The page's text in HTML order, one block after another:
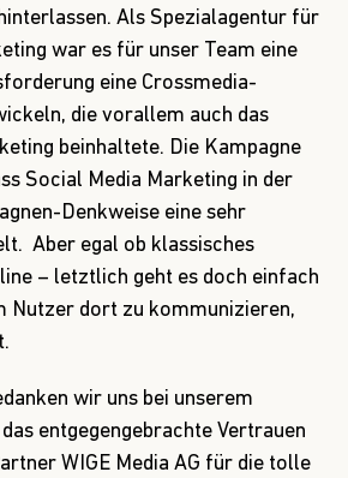
Als Spezialagentur für
war es für unser Team eine
eine Crossmedia-
die vorallem auch das
beinhaltete. Die Kampagne
Social Media Marketing in der
Denkweise eine sehr
Aber egal ob klassisches
– letztlich geht es doch einfach
Nutzer dort zu kommunizieren,
wir uns bei unserem
entgegengebrachte Vertrauen
WIGE Media AG für die tolle